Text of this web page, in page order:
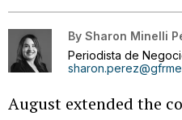
By Sharon Minelli
Periodista de
August extended the